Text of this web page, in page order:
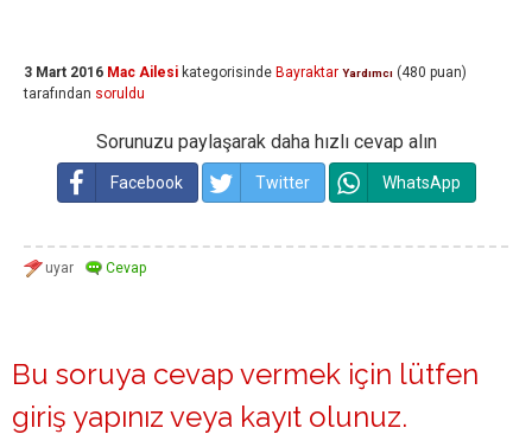
3 Mart 2016 Mac Ailesi kategorisinde Bayraktar Yardımcı (480 puan)
tarafından soruldu
Sorunuzu paylaşarak daha hızlı cevap alın
Facebook Twitter WhatsApp
Bu soruya cevap vermek için lütfen
giriş yapınız veya kayıt olunuz.